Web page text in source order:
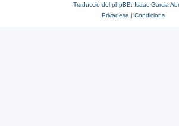
Traducció del phpBB: Isaac Garcia
Privadesa | Condicions